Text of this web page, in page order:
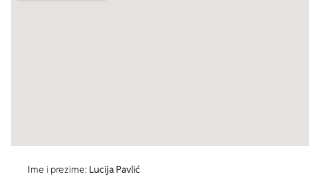
Ime i prezime: Lucija Pavlić